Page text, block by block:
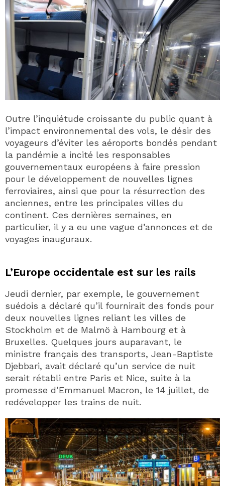
Outre l’inquiétude croissante du public quant à
l’impact environnemental des vols, le désir des
voyageurs d’éviter les aéroports bondés pendant
la pandémie a incité les responsables
gouvernementaux européens à faire pression
pour le développement de nouvelles lignes
ferroviaires, ainsi que pour la résurrection des
anciennes, entre les principales villes du
continent. Ces dernières semaines, en
particulier, il y a eu une vague d’annonces et de
voyages inauguraux.
L’Europe occidentale est sur les rails
Jeudi dernier, par exemple, le gouvernement
suédois a déclaré qu’il fournirait des fonds pour
deux nouvelles lignes reliant les villes de
Stockholm et de Malmö à Hambourg et à
Bruxelles. Quelques jours auparavant, le
ministre français des transports, Jean-Baptiste
Djebbari, avait déclaré qu’un service de nuit
serait rétabli entre Paris et Nice, suite à la
promesse d’Emmanuel Macron, le 14 juillet, de
redévelopper les trains de nuit.